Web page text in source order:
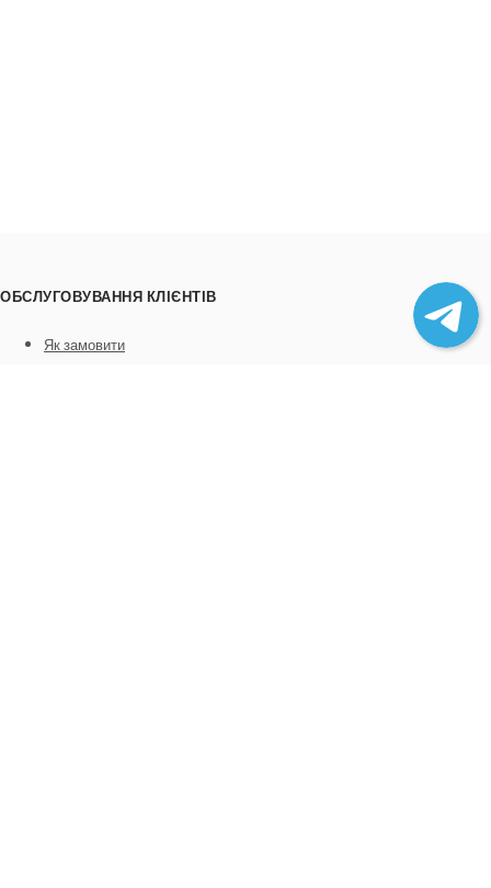
ОБСЛУГОВУВАННЯ КЛІЄНТІВ
Як замовити